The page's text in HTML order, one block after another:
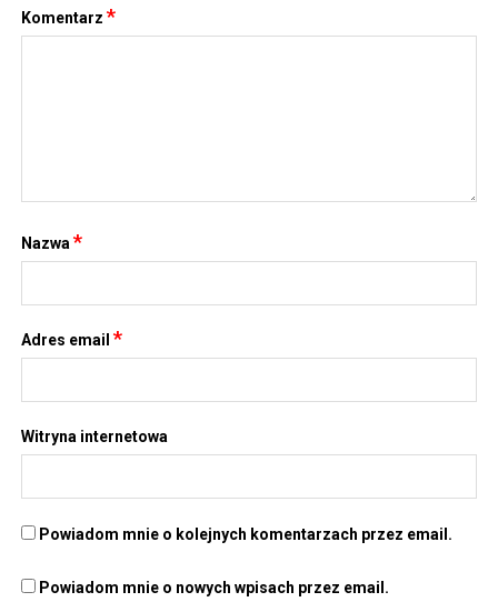
Komentarz*
Nazwa*
Adres email*
Witryna internetowa
Powiadom mnie o kolejnych komentarzach przez email.
Powiadom mnie o nowych wpisach przez email.